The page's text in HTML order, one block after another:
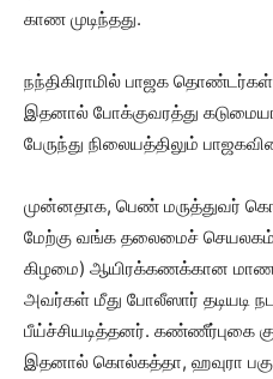
காண முடிந்தது.
நந்திகிராமில் பாஜக
இதனால் போக்குவரத்து
பேருந்து நிலையத்திலும்
முன்னதாக, பெண் மருத்துவர்
மேற்கு வங்க தலைமைச்
கிழமை) ஆயிரக்கணக்கான
அவர்கள் மீது போலீஸார் தடியடி
பீய்ச்சியடித்தனர். கண்ணீர்புகை
இதனால் கொல்கத்தா, ஹவுரா